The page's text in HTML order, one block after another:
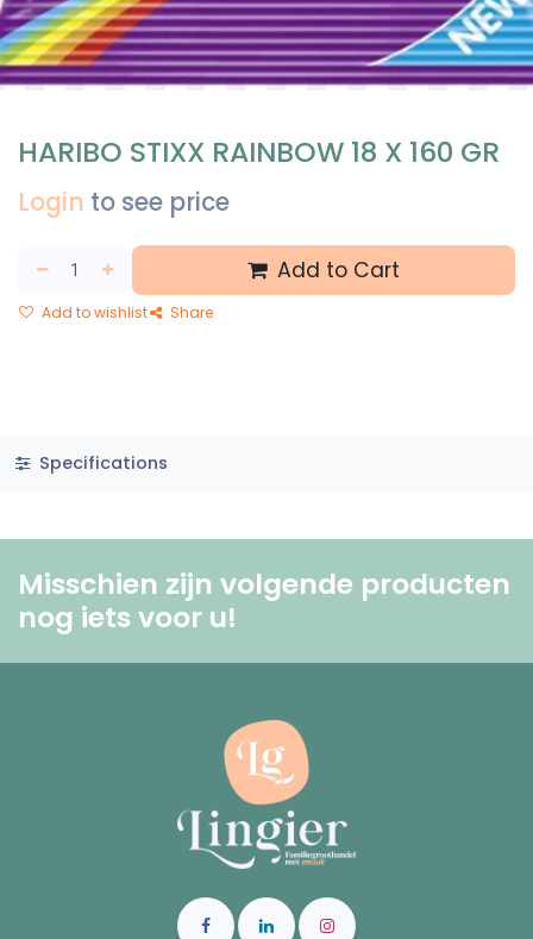
HARIBO STIXX RAINBOW 18 X 160 GR
Login to see price
Add to Cart
Add to wishlist Share
Specifications
Misschien zijn volgende producten
nog iets voor u! ​